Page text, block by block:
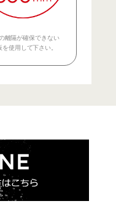
離隔が確保できない
使用して下さい。